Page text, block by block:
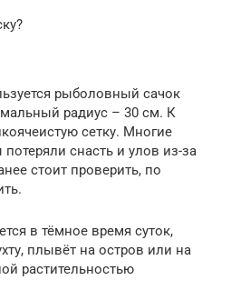
рыболовный сачок
радиус – 30 см. К
сетку. Многие
снасть и улов из-за
стоит проверить, по
в тёмное время суток,
плывёт на остров или на
растительностью